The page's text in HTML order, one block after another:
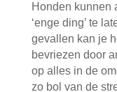
Honden kunnen
‘enge ding’ te
gevallen kan je
bevriezen door
op alles in de
zo bol van de